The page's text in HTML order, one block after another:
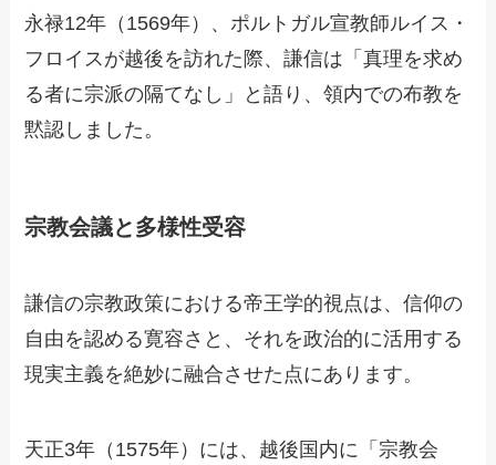
永禄12年（1569年）、ポルトガル宣教師ルイス・
フロイスが越後を訪れた際、謙信は「真理を求め
る者に宗派の隔てなし」と語り、領内での布教を
黙認しました。
宗教会議と多様性受容
謙信の宗教政策における帝王学的視点は、信仰の
自由を認める寛容さと、それを政治的に活用する
現実主義を絶妙に融合させた点にあります。
天正3年（1575年）には、越後国内に「宗教会